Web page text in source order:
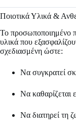
Ποιοτικά Υλικά &
Το προσωποποιημένο
υλικά που
σχεδιασμένη ώστε:
Να συγκρατεί
Να καθαρίζεται
Να διατηρεί τη